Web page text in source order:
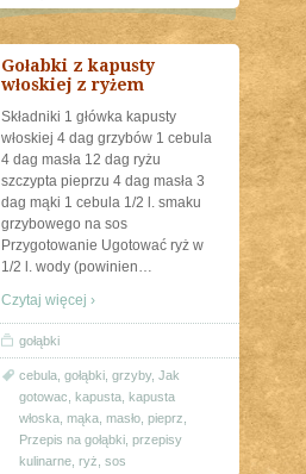
Gołabki z kapusty
włoskiej z ryżem
Składniki 1 główka kapusty
włoskiej 4 dag grzybów 1 cebula
4 dag masła 12 dag ryżu
szczypta pieprzu 4 dag masła 3
dag mąki 1 cebula 1/2 l. smaku
grzybowego na sos
Przygotowanie Ugotować ryż w
1/2 l. wody (powinien…
Czytaj więcej ›
gołąbki
cebula gołąbki grzyby, Jak
gotowac kapusta kapusta
włoska mąka masło pieprz
Przepis na gołąbki przepisy
kulinarne ryż sos